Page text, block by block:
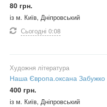
80 грн.
із м. Київ, Дніпровський
Сьогодні 0:08
Художня література
Наша Європа.оксана Забужко
400 грн.
із м. Київ, Дніпровський